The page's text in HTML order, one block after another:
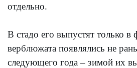
отдельно.
В стадо его выпустят только в
верблюжата появлялись не
следующего года – зимой их